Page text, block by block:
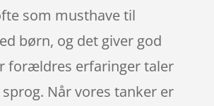
som musthave til
børn, og det giver god
forældres erfaringer taler
Når vores tanker er